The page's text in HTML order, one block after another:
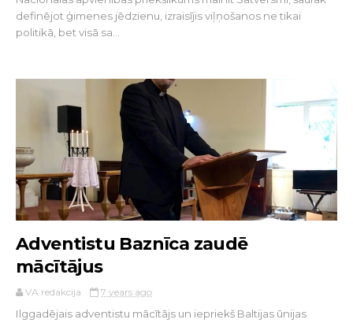
definējot ģimenes jēdzienu, izraisījis viļņošanos ne tikai
politikā, bet visā sa...
Adventistu Baznīca zaudē
mācītājus
VA redakcija 7 years ago
Ilggadējais adventistu mācītājs un iepriekš Baltijas ūnijas